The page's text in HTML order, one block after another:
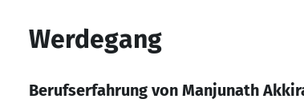
Werdegang
Berufserfahrung von Manjunath